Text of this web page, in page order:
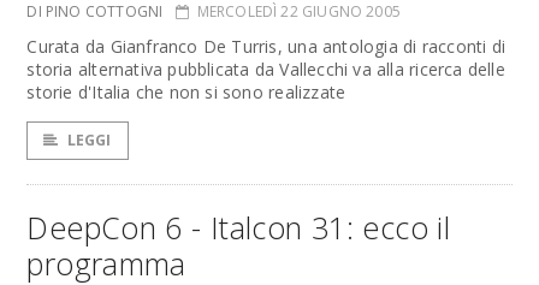
DI PINO COTTOGNI MERCOLEDÌ 22 GIUGNO 2005
Curata da Gianfranco De Turris, una antologia di racconti di
storia alternativa pubblicata da Vallecchi va alla ricerca delle
storie d'Italia che non si sono realizzate
LEGGI
DeepCon 6 - Italcon 31: ecco il
programma